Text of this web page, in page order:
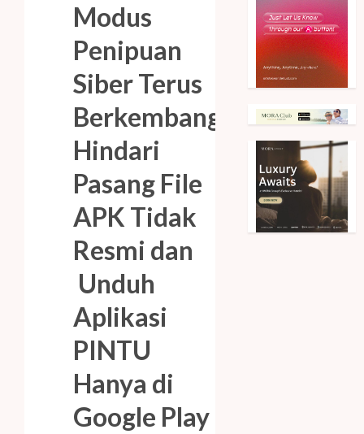
Modus
Penipuan
Siber Terus
Berkembang,
Hindari
Pasang File
APK Tidak
Resmi dan
Unduh
Aplikasi
PINTU
Hanya di
Google Play